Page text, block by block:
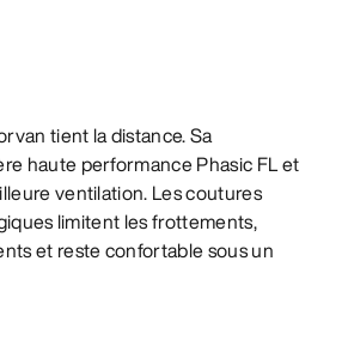
tient la distance. Sa
haute performance Phasic FL et
ventilation. Les coutures
limitent les frottements,
et reste confortable sous un